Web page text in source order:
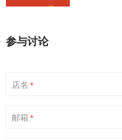
参与讨论
店名 *
邮箱 *